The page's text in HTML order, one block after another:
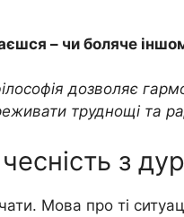
– чи боляче
дозволяє
труднощі та
з
Мова про ті